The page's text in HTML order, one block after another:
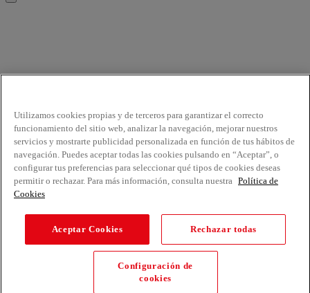
Utilizamos cookies propias y de terceros para garantizar el correcto
funcionamiento del sitio web, analizar la navegación, mejorar nuestros
servicios y mostrarte publicidad personalizada en función de tus hábitos de
navegación. Puedes aceptar todas las cookies pulsando en “Aceptar”, o
configurar tus preferencias para seleccionar qué tipos de cookies deseas
permitir o rechazar. Para más información, consulta nuestra Política de
Cookies
Aceptar Cookies Rechazar todas
Configuración de
cookies